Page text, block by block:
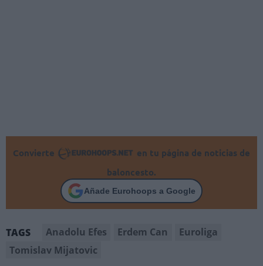
Convierte
en tu página de noticias de
baloncesto.
Añade Eurohoops a Google
TAGS Anadolu Efes Erdem Can
Euroliga
Tomislav Mijatovic